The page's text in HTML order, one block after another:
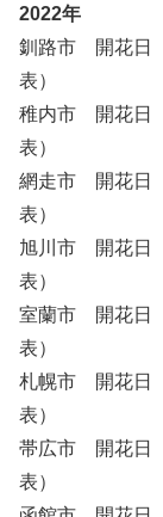
2022年
釧路市 開花日
表）
稚内市 開花日
表）
網走市 開花日
表）
旭川市 開花日
表）
室蘭市 開花日
表）
札幌市 開花日
表）
帯広市 開花日
表）